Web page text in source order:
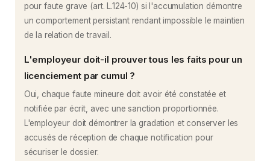
pour faute grave (art. L.124-10) si l'accumulation démontre
un comportement persistant rendant impossible le maintien
de la relation de travail.
L'employeur doit-il prouver tous les faits pour un
licenciement par cumul ?
Oui, chaque faute mineure doit avoir été constatée et
notifiée par écrit, avec une sanction proportionnée.
L'employeur doit démontrer la gradation et conserver les
accusés de réception de chaque notification pour
sécuriser le dossier.